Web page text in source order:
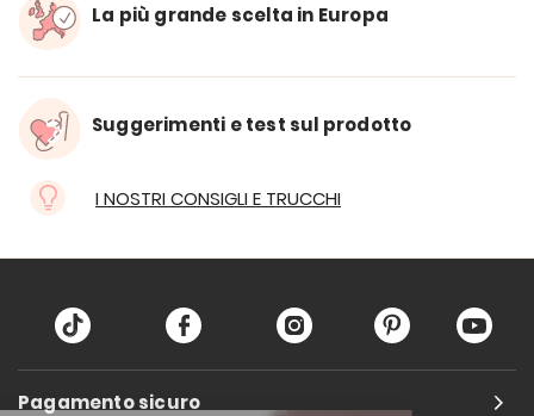
La più grande scelta in Europa
Suggerimenti e test sul prodotto
I NOSTRI CONSIGLI E TRUCCHI
Pagamento sicuro